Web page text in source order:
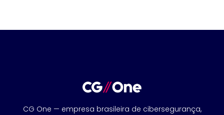
CG One — empresa brasileira de cibersegurança,